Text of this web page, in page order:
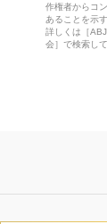
作権者からコ
あることを示
詳しくは［
会］で検索し